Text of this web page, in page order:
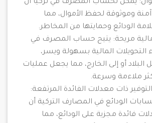
يمكن لحساب المصرف في تركيا أن
آمنة وموثوقة لحفظ الأموال، مما
الودائع وحمايتها من المخاطر.
مريحة: يتيح حساب المصرف في
التحويلات المالية بسهولة ويسر،
البلاد أو إلى الخارج، مما يجعل عمليات
ملاءمة وسرعة.
ذات معدلات الفائدة المرتفعة:
الودائع في المصارف التركية أن
فائدة مجزية على الودائع، مما